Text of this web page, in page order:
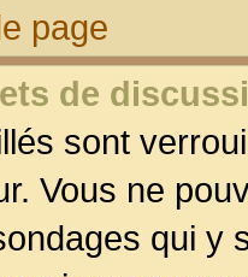
page
de
sont
Vous ne
qui y